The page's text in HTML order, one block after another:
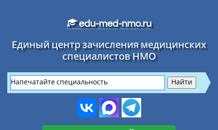
edu-med-nmo.ru
Единый центр зачисления медицинских
специалистов НМО